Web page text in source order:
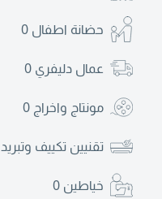
حضانة اطفال 0
عمال دليفري 0
مونتاج واخراج 0
تقنيين تكييف وتبريد
خياطين 0